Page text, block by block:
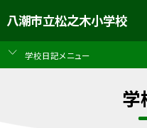
八潮市立松之木小学校
学校日記メニュー
学